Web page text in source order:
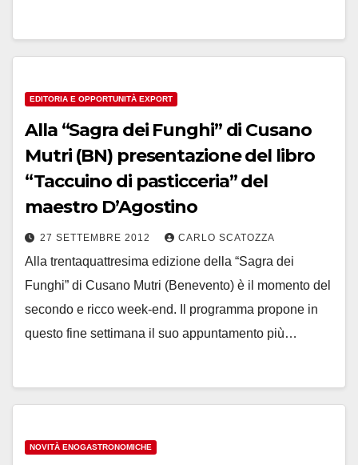
EDITORIA E OPPORTUNITÀ EXPORT
Alla “Sagra dei Funghi” di Cusano
Mutri (BN) presentazione del libro
“Taccuino di pasticceria” del
maestro D’Agostino
27 SETTEMBRE 2012 CARLO SCATOZZA
Alla trentaquattresima edizione della “Sagra dei
Funghi” di Cusano Mutri (Benevento) è il momento del
secondo e ricco week-end. Il programma propone in
questo fine settimana il suo appuntamento più…
NOVITÀ ENOGASTRONOMICHE